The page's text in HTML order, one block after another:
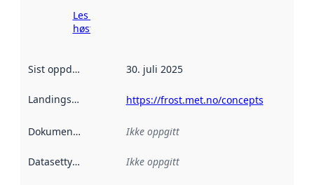
Les mer om
høsting her
Sist oppdatert 30. juli 2025
Landingsside https://frost.met.no/concepts
Dokumentasjon Ikke oppgitt
Datasettype Ikke oppgitt